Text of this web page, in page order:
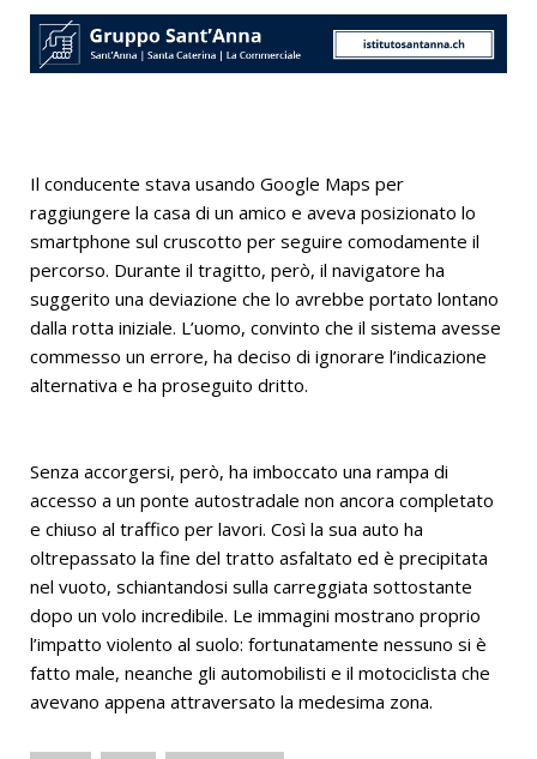
Il conducente stava usando Google Maps per
raggiungere la casa di un amico e aveva posizionato lo
smartphone sul cruscotto per seguire comodamente il
percorso. Durante il tragitto, però, il navigatore ha
suggerito una deviazione che lo avrebbe portato lontano
dalla rotta iniziale. L’uomo, convinto che il sistema avesse
commesso un errore, ha deciso di ignorare l’indicazione
alternativa e ha proseguito dritto.
Senza accorgersi, però, ha imboccato una rampa di
accesso a un ponte autostradale non ancora completato
e chiuso al traffico per lavori. Così la sua auto ha
oltrepassato la fine del tratto asfaltato ed è precipitata
nel vuoto, schiantandosi sulla carreggiata sottostante
dopo un volo incredibile. Le immagini mostrano proprio
l’impatto violento al suolo: fortunatamente nessuno si è
fatto male, neanche gli automobilisti e il motociclista che
avevano appena attraversato la medesima zona.